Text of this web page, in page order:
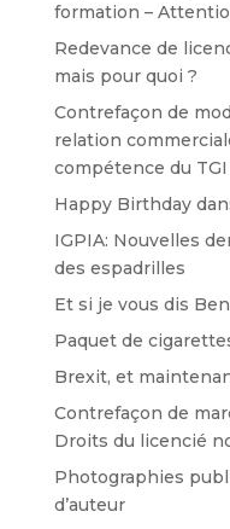
formation –
Redevance de
mais pour quoi ?
Contrefaçon de
relation
compétence du TGI
Happy Birthday
IGPIA: Nouvelles
des espadrilles
Et si je vous dis
Paquet de
Brexit, et
Contrefaçon de
Droits du licencié
Photographies
d’auteur